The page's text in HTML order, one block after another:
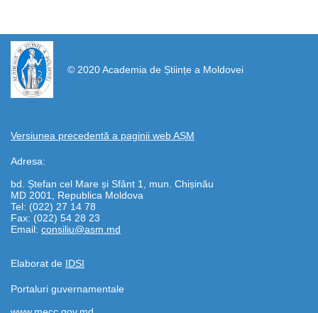
© 2020 Academia de Științe a Moldovei
Versiunea precedentă a paginii web AȘM
Adresa:
bd. Ștefan cel Mare și Sfânt 1, mun. Chișinău
MD 2001, Republica Moldova
Tel: (022) 27 14 78
Fax: (022) 54 28 23
Email: consiliu@asm.md
Elaborat de IDSI
https://propletenie.ru/
Portaluri guvernamentale